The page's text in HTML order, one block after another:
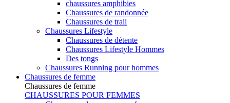
chaussures amphibies
Chaussures de randonnée
Chaussures de trail
Chaussures Lifestyle
Chaussures de détente
Chaussures Lifestyle Hommes
Des tongs
Chaussures Running pour hommes
Chaussures de femme
Chaussures de femme
CHAUSSURES POUR FEMMES